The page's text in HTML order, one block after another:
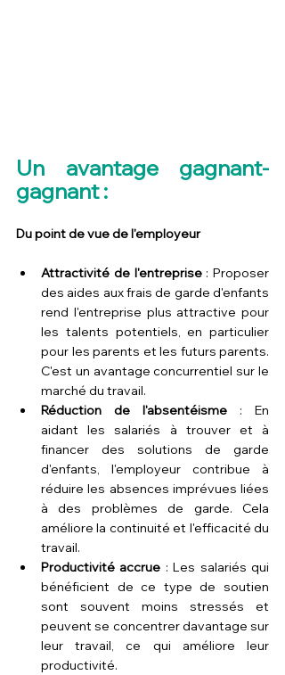
Un avantage gagnant-
gagnant :
Du point de vue de l'employeur
Attractivité de l'entreprise : Proposer
des aides aux frais de garde d'enfants
rend l'entreprise plus attractive pour
les talents potentiels, en particulier
pour les parents et les futurs parents.
C'est un avantage concurrentiel sur le
marché du travail.
Réduction de l'absentéisme : En
aidant les salariés à trouver et à
financer des solutions de garde
d'enfants, l'employeur contribue à
réduire les absences imprévues liées
à des problèmes de garde. Cela
améliore la continuité et l'efficacité du
travail.
Productivité accrue : Les salariés qui
bénéficient de ce type de soutien
sont souvent moins stressés et
peuvent se concentrer davantage sur
leur travail, ce qui améliore leur
productivité.